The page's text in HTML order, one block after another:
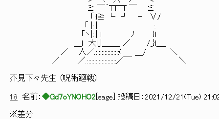
≧ ￣｀TTTT ￣ ≦
「:l≧ └ ┘ － ∨/
「 |::| :.
「ヽ|::| ｌ ﾉ }l
＿l 大l_|＿＿_ ／ /_}l＿_
／ 人／.::::::::::::::::( ＿/ ＼
／ ／.::::::::::::::::::::／￣ ＼
芥見下々先生 （呪術廻戦）
18 名前： ◆Gd7oYNOHO2 sage ] 投稿日： 2021/12/21(Tue)
※差分